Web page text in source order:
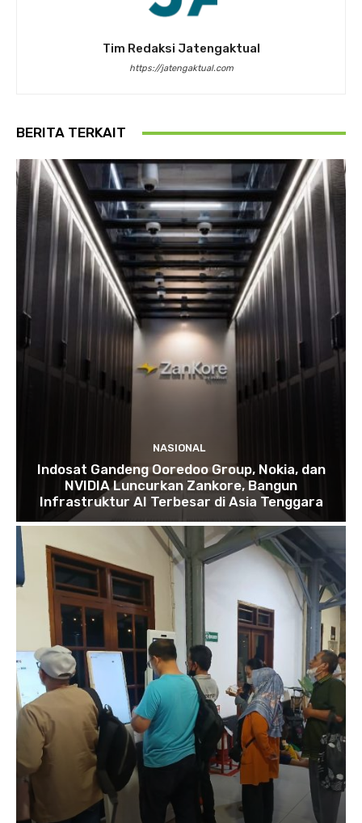
Tim Redaksi Jatengaktual
https://jatengaktual.com
BERITA TERKAIT
NASIONAL
Indosat Gandeng Ooredoo Group, Nokia, dan
NVIDIA Luncurkan Zankore, Bangun
Infrastruktur AI Terbesar di Asia Tenggara